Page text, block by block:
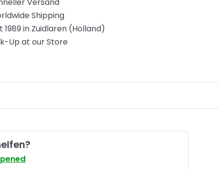
Shipping
1989 in Zuidlaren (Holland)
Up at our Store